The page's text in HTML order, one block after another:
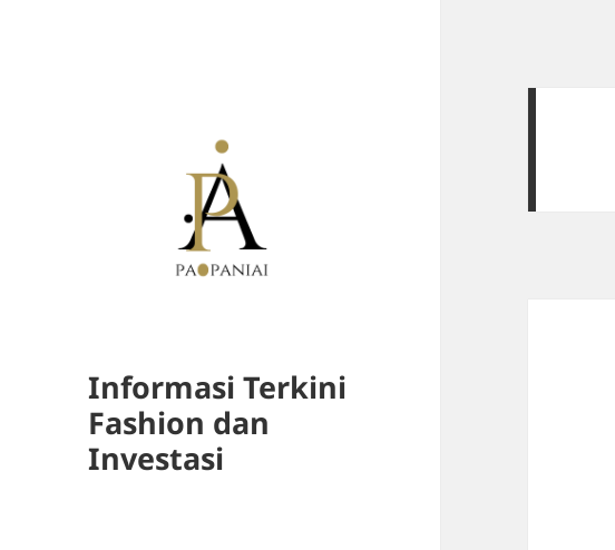
Informasi Terkini
Fashion dan
Investasi